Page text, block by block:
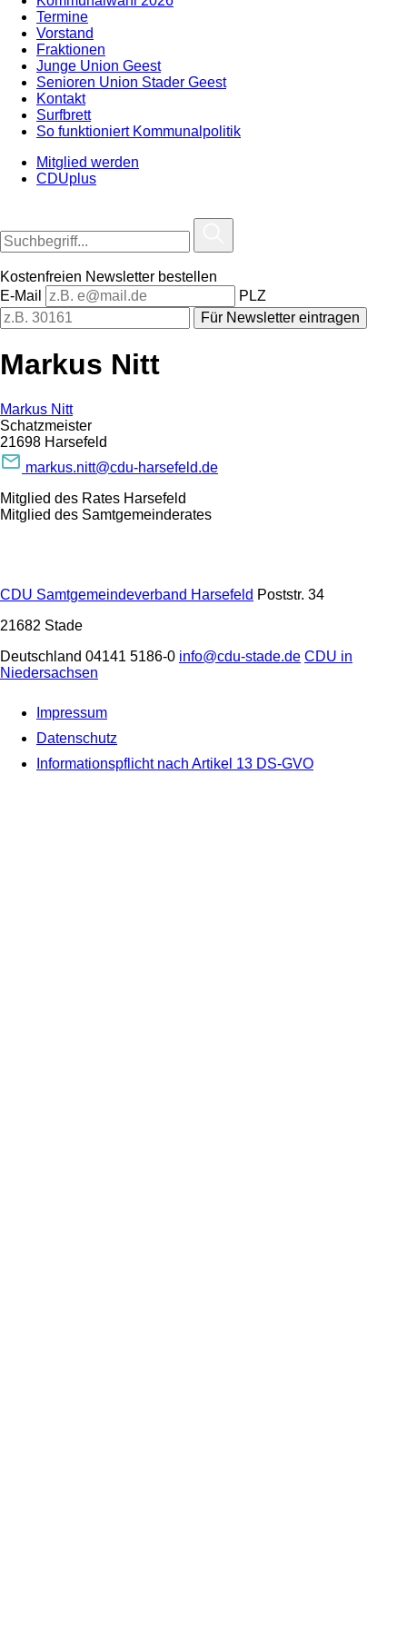
Termine
Vorstand
Fraktionen
Junge Union Geest
Senioren Union Stader Geest
Kontakt
Surfbrett
So funktioniert Kommunalpolitik
Mitglied werden
CDUplus
Kostenfreien Newsletter bestellen
E-Mail
PLZ
Für Newsletter eintragen
Markus Nitt
Markus Nitt
Schatzmeister
21698 Harsefeld
markus.nitt@cdu-harsefeld.de
Mitglied des Rates Harsefeld
Mitglied des Samtgemeinderates
CDU Samtgemeindeverband Harsefeld Poststr. 34
21682 Stade
Deutschland 04141 5186-0 info@cdu-stade.de CDU in
Niedersachsen
Impressum
Datenschutz
Informationspflicht nach Artikel 13 DS-GVO